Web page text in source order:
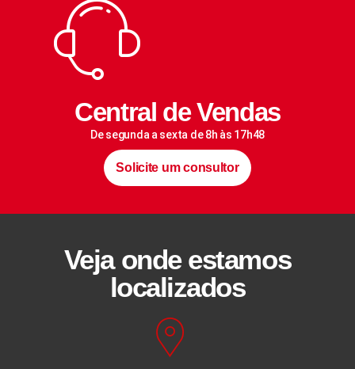
Central de Vendas
De segunda a sexta de 8h às 17h48
Solicite um consultor
Veja onde estamos
localizados